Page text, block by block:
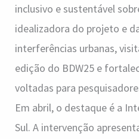
inclusivo e sustentável
idealizadora do projeto e
interferências urbanas,
edição do BDW25 e
voltadas para
Em abril, o destaque é a
Sul. A intervenção